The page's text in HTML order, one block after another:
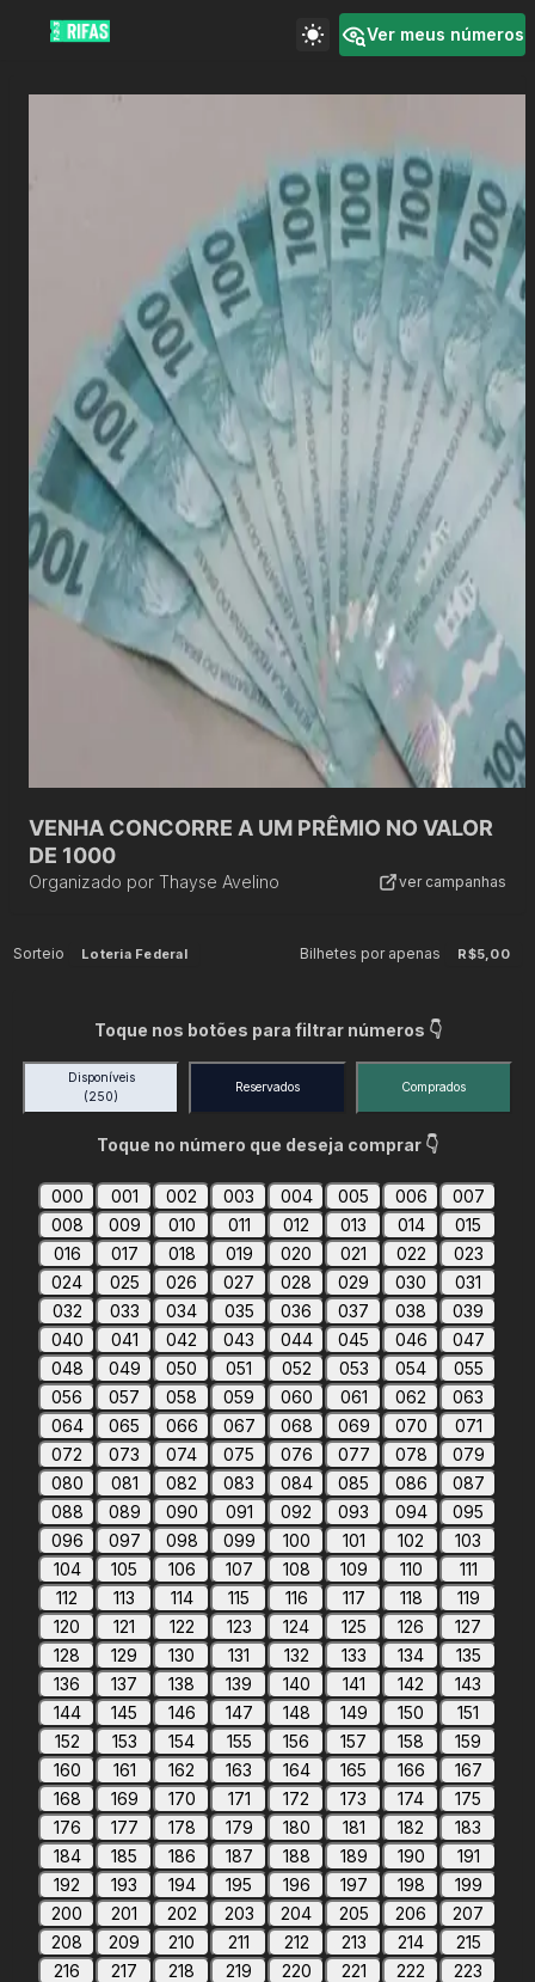
Ver meus números
VENHA CONCORRE A UM PRÊMIO NO VALOR
DE 1000
Organizado por Thayse Avelino ver campanhas
Sorteio Loteria Federal Bilhetes por apenas R$5,00
Toque nos botões para filtrar números 👇
Disponíveis
(250)
Reservados Comprados
Toque no número que deseja comprar 👇
000 001 002 003 004 005 006
007
008
009 010 011 012 013 014
015
016
017 018 019 020 021 022
023
024
025 026 027 028 029 030
031
032
033 034 035 036 037 038
039
040
041 042 043 044 045 046
047
048
049 050 051 052 053 054
055
056
057 058 059 060 061 062
063
064
065 066 067 068 069 070
071
072
073 074 075 076 077 078
079
080
081 082 083 084 085 086
087
088
089 090 091 092 093 094
095
096
097 098 099 100 101 102
103
104
105 106 107 108 109 110
111
112
113 114 115 116 117 118
119
120
121 122 123 124 125 126
127
128
129 130 131 132 133 134
135
136
137 138 139 140 141 142
143
144
145 146 147 148 149 150
151
152
153 154 155 156 157 158
159
160
161 162 163 164 165 166
167
168
169 170 171 172 173 174
175
176
177 178 179 180 181 182
183
184
185 186 187 188 189 190
191
192
193 194 195 196 197 198
199
200
201 202 203 204 205 206
207
208
209 210 211 212 213 214
215
216
217 218 219 220 221 222
223